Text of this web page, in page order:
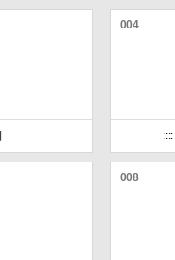
004
008